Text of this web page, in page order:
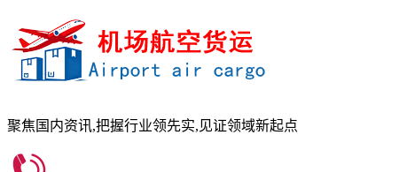
聚焦国内资讯,把握行业领先实,见证领域新起点